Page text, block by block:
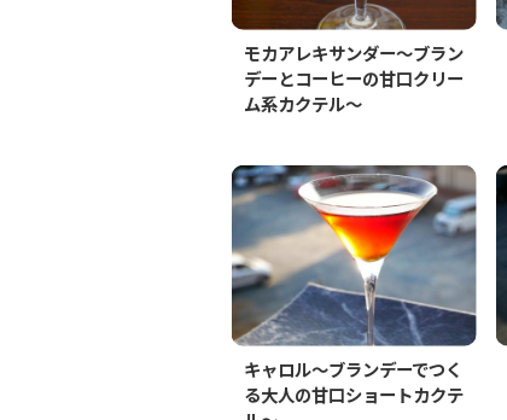
モカアレキサンダー～ブラン
デーとコーヒーの甘口クリー
ム系カクテル～
キャロル～ブランデーでつく
る大人の甘口ショートカクテ